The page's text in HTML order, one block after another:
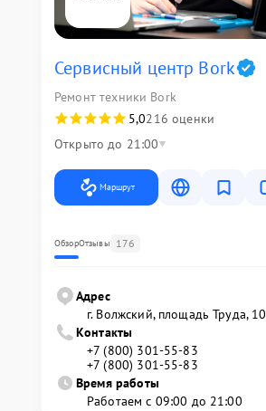
Сервисный центр Bork
Ремонт техники Bork
5,0216 оценки
Открыто до 21:00
Маршрут
ОбзорОтзывы 176
Адрес
г. Волжский, площадь Труда, 10
Контакты
+7 (800) 301-55-83
+7 (800) 301-55-83
Время работы
Работаем с 09:00 до 21:00